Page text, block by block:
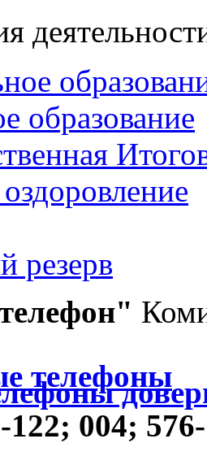
образование
резерв
телефоны
122; 004;